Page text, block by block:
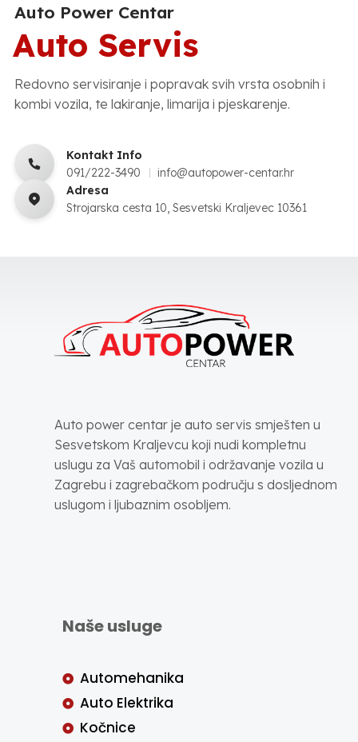
Auto Power Centar
Auto Servis
Redovno servisiranje i popravak svih vrsta osobnih i
kombi vozila, te lakiranje, limarija i pjeskarenje.
Kontakt Info
091/222-3490
info@autopower-centar.hr
Adresa
Strojarska cesta 10, Sesvetski Kraljevec 10361
Auto power centar je auto servis smješten u
Sesvetskom Kraljevcu koji nudi kompletnu
uslugu za Vaš automobil i održavanje vozila u
Zagrebu i zagrebačkom području s dosljednom
uslugom i ljubaznim osobljem.
Naše usluge
Automehanika
Auto Elektrika
Kočnice